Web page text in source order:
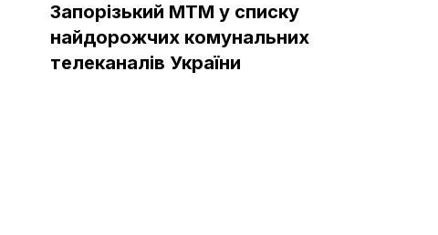
Запорізький МТМ у списку
найдорожчих комунальних
телеканалів України